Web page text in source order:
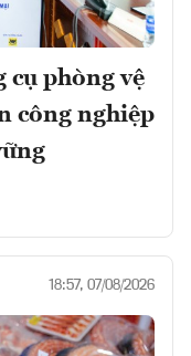
cụ phòng vệ
công nghiệp
18:57, 07/08/2026